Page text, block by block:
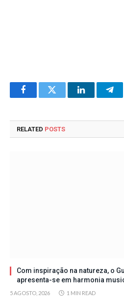
FacebookTwitter LinkedIn
RELATED POSTS
Com inspiração na natureza, o
apresenta-se em harmonia
5 AGOSTO, 2026 1 MIN READ